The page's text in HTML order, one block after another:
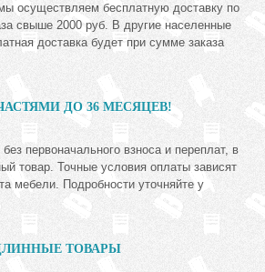
осуществляем бесплатную доставку по
свыше 2000 руб. В другие населенные
доставка будет при сумме заказа
ДО 36 МЕСЯЦЕВ!
первоначального взноса и переплат, в
товар. Точные условия оплаты зависят
мебели. Подробности уточняйте у
ТОВАРЫ